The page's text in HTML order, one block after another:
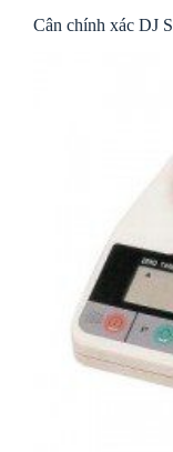
Cân chính xác DJ